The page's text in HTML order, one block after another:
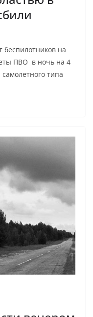
на
ПВО в ночь на 4
типа